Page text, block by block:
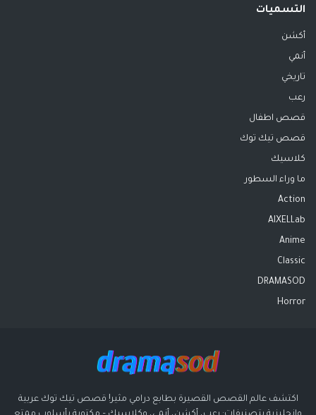
التسميات
أكشن
أنمي
تاريخي
رعب
قصص اطفال
قصص تيك توك
كلاسيك
ما وراء السطور
Action
AIXELLab
Anime
Classic
DRAMASOD
Horror
اكتشف عالم القصص القصيرة بطابع درامي مثير! قصص تيك توك عربية